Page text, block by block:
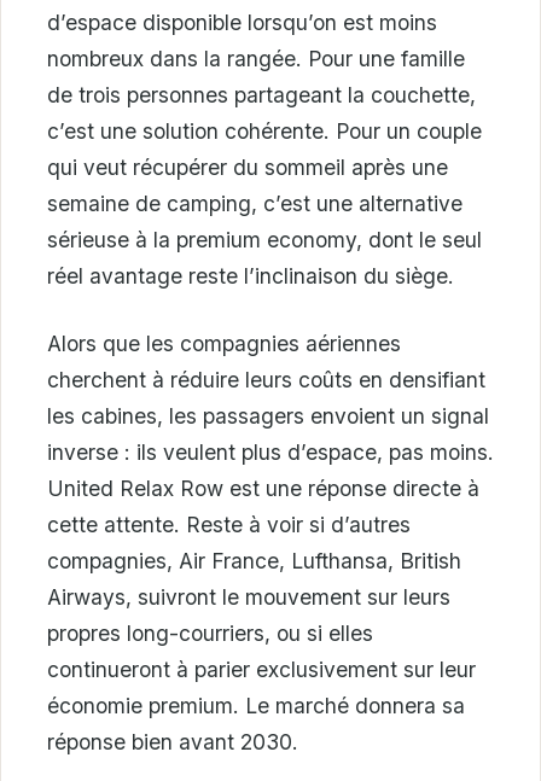
d’espace disponible lorsqu’on est moins
nombreux dans la rangée. Pour une famille
de trois personnes partageant la couchette,
c’est une solution cohérente. Pour un couple
qui veut récupérer du sommeil après une
semaine de camping, c’est une alternative
sérieuse à la premium economy, dont le seul
réel avantage reste l’inclinaison du siège.
Alors que les compagnies aériennes
cherchent à réduire leurs coûts en densifiant
les cabines, les passagers envoient un signal
inverse : ils veulent plus d’espace, pas moins.
United Relax Row est une réponse directe à
cette attente. Reste à voir si d’autres
compagnies, Air France, Lufthansa, British
Airways, suivront le mouvement sur leurs
propres long-courriers, ou si elles
continueront à parier exclusivement sur leur
économie premium. Le marché donnera sa
réponse bien avant 2030.